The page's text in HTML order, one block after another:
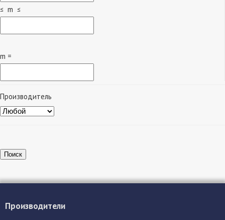
≤ m ≤
m =
Производитель
Поиск
Производители